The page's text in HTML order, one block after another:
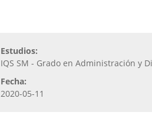
Estudios:
IQS SM - Grado en Administración y
Fecha:
2020-05-11